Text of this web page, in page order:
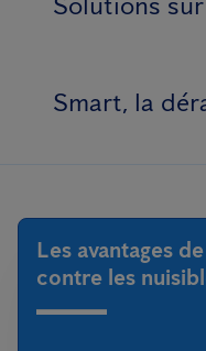
Smart, la
Les avantages
contre les